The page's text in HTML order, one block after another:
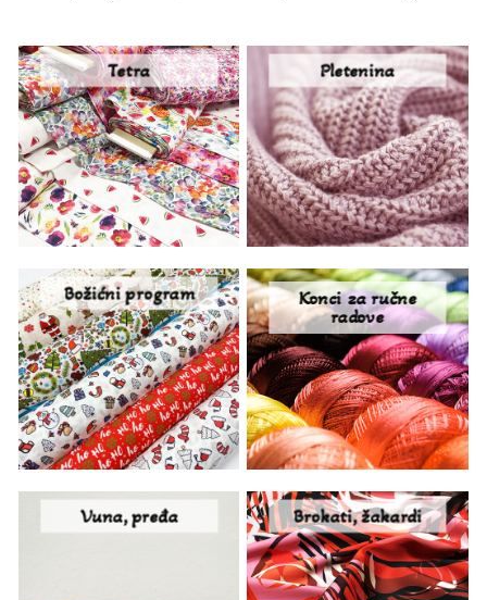
Tetra
Božićni program
Vuna, pređa
Pletenina
Konci za ručne
radove
Brokati, žakardi